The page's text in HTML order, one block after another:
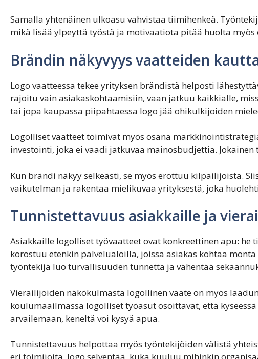
Samalla yhtenäinen ulkoasu vahvistaa tiimihenkeä.
mikä lisää ylpeyttä työstä ja motivaatiota pitää huolta myös
Brändin näkyvyys vaatteiden
Logo vaatteessa tekee yrityksen brändistä helposti
rajoitu vain asiakaskohtaamisiin, vaan jatkuu kaikkialle,
tai jopa kaupassa piipahtaessa logo jää ohikulkijoiden
Logolliset vaatteet toimivat myös osana
investointi, joka ei vaadi jatkuvaa mainosbudjettia.
Kun brändi näkyy selkeästi, se myös erottuu kilpailijoista.
vaikutelman ja rakentaa mielikuvaa yrityksestä, joka
Tunnistettavuus asiakkaille ja
Asiakkaille logolliset työvaatteet ovat konkreettinen apu: he
korostuu etenkin palvelualoilla, joissa asiakas kohtaa
työntekijä luo turvallisuuden tunnetta ja vähentää
Vierailijoiden näkökulmasta logollinen vaate on myös
koulumaailmassa logolliset työasut osoittavat, että
arvailemaan, keneltä voi kysyä apua.
Tunnistettavuus helpottaa myös työntekijöiden välistä